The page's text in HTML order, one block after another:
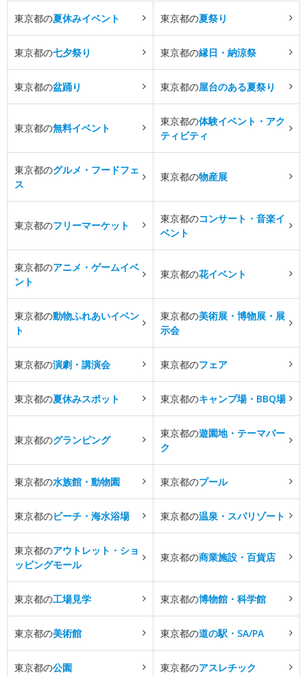
東京都の夏休みイベント 東京都の夏祭り
東京都の七夕祭り 東京都の縁日・納涼祭
東京都の盆踊り 東京都の屋台のある夏祭り
東京都の無料イベント
東京都の体験イベント・アク
ティビティ
東京都のグルメ・フードフェ
ス
東京都の物産展
東京都のフリーマーケット
東京都のコンサート・音楽イ
ベント
東京都のアニメ・ゲームイベ
ント
東京都の花イベント
東京都の動物ふれあいイベン
ト
東京都の美術展・博物展・展
示会
東京都の演劇・講演会 東京都のフェア
東京都の夏休みスポット 東京都のキャンプ場・BBQ場
東京都のグランピング
東京都の遊園地・テーマパー
ク
東京都の水族館・動物園 東京都のプール
東京都のビーチ・海水浴場 東京都の温泉・スパリゾート
東京都のアウトレット・ショ
ッピングモール
東京都の商業施設・百貨店
東京都の工場見学 東京都の博物館・科学館
東京都の美術館 東京都の道の駅・SA/PA
東京都の公園 東京都のアスレチック